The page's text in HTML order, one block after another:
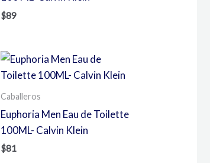
$89
Caballeros
Euphoria Men Eau de Toilette
100ML- Calvin Klein
$81